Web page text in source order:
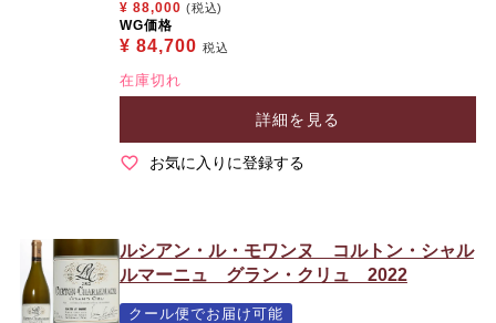
¥ 88,000 (税込)
WG価格
¥ 84,700 税込
在庫切れ
詳細を見る
お気に入りに登録する
ルシアン・ル・モワンヌ コルトン・シャル
ルマーニュ グラン・クリュ 2022
クール便でお届け可能